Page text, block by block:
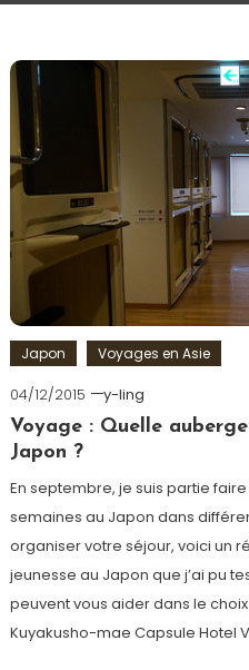
Japon Voyages en Asie
04/12/2015
y-ling
Voyage : Quelle
Japon ?
En septembre, je suis partie
semaines au Japon dans
organiser votre séjour, voici un
jeunesse au Japon que j’ai pu
peuvent vous aider dans le
Kuyakusho-mae Capsule Hotel